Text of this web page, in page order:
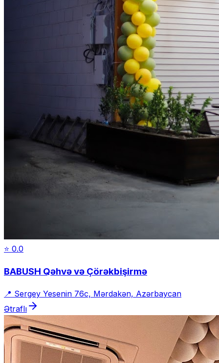
⭐ 0.0
BABUSH Qəhvə və Çörəkbişirmə
📍 Sergey Yesenin 76c, Mərdakən, Azərbaycan
Ətraflı